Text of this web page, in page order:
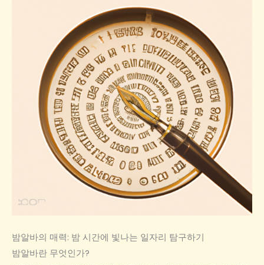
밤알바의 매력: 밤 시간에 빛나는 일자리 탐구하기
밤알바란 무엇인가?